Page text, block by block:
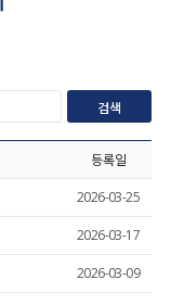
검색
등록일
2026-03-25
2026-03-17
2026-03-09